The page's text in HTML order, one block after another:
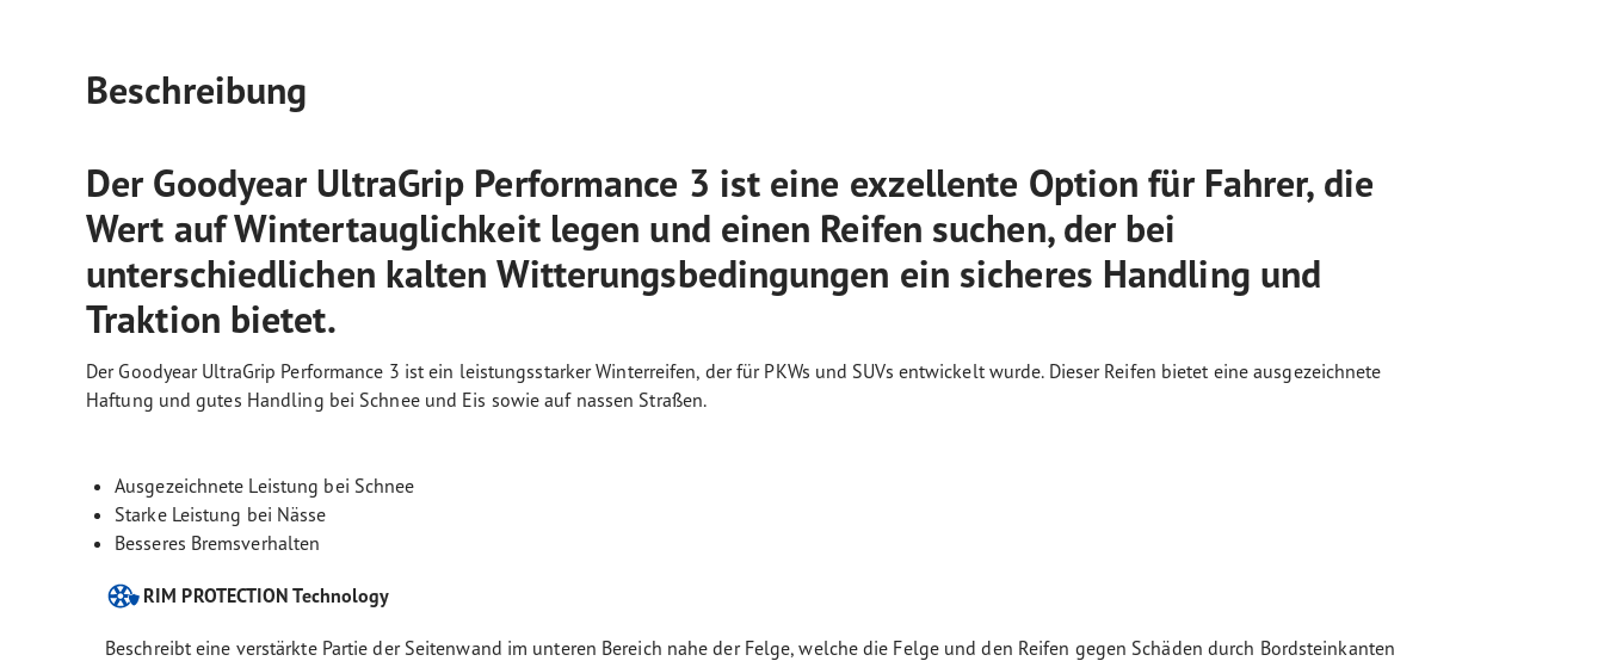
Beschreibung
Der Goodyear UltraGrip Performance 3 ist eine exzellente Option für Fahrer, die
Wert auf Wintertauglichkeit legen und einen Reifen suchen, der bei
unterschiedlichen kalten Witterungsbedingungen ein sicheres Handling und
Traktion bietet.
Der Goodyear UltraGrip Performance 3 ist ein leistungsstarker Winterreifen, der für PKWs und SUVs entwickelt wurde. Dieser Reifen bietet eine ausgezeichnete
Haftung und gutes Handling bei Schnee und Eis sowie auf nassen Straßen.
Ausgezeichnete Leistung bei Schnee
Starke Leistung bei Nässe
Besseres Bremsverhalten
RIM PROTECTION Technology
Beschreibt eine verstärkte Partie der Seitenwand im unteren Bereich nahe der Felge, welche die Felge und den Reifen gegen Schäden durch Bordsteinkanten